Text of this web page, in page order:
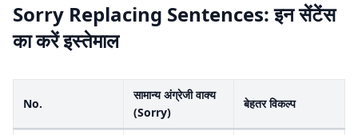
Sorry Replacing Sentences: इन सेंटेंस
का करें इस्तेमाल
No.
सामान्य अंग्रेजी वाक्य
(Sorry)
बेहतर विकल्प